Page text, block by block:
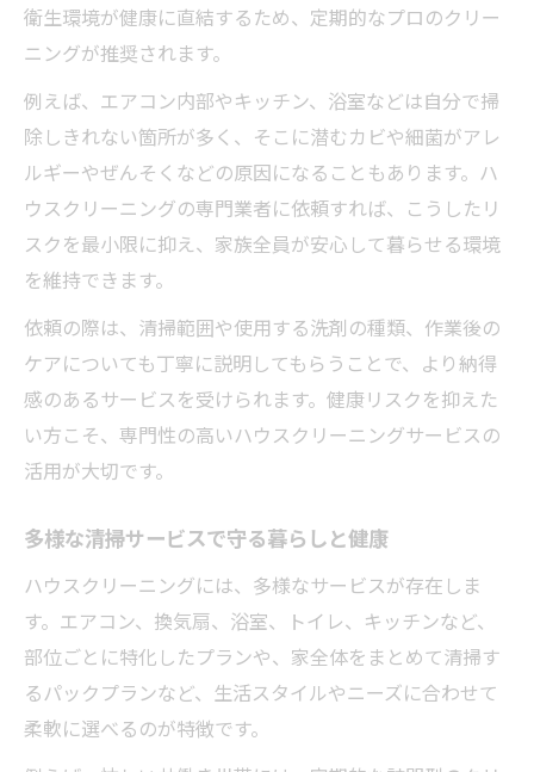
衛生環境が健康に直結するため、定期的なプロのクリー
ニングが推奨されます。
例えば、エアコン内部やキッチン、浴室などは自分で掃
除しきれない箇所が多く、そこに潜むカビや細菌がアレ
ルギーやぜんそくなどの原因になることもあります。ハ
ウスクリーニングの専門業者に依頼すれば、こうしたリ
スクを最小限に抑え、家族全員が安心して暮らせる環境
を維持できます。
依頼の際は、清掃範囲や使用する洗剤の種類、作業後の
ケアについても丁寧に説明してもらうことで、より納得
感のあるサービスを受けられます。健康リスクを抑えた
い方こそ、専門性の高いハウスクリーニングサービスの
活用が大切です。
多様な清掃サービスで守る暮らしと健康
ハウスクリーニングには、多様なサービスが存在しま
す。エアコン、換気扇、浴室、トイレ、キッチンなど、
部位ごとに特化したプランや、家全体をまとめて清掃す
るパックプランなど、生活スタイルやニーズに合わせて
柔軟に選べるのが特徴です。